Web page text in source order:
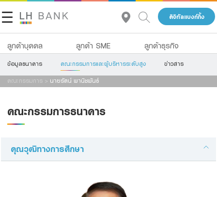
ดิจิทัลแบงก์กิ้ง
ลูกค้าบุคคล ลูกค้า SME ลูกค้าธุรกิจ
เกี่ยวกับเรา
ติดต่อเรา
กลุ่มธุรกิจทางการเงินแลนด์ แอนด์ เฮ้าส์
เงินฝาก
ประกัน
สินเชื่อ
บริการ
Product Program
ข้อมูลธนาคาร คณะกรรมการและผู้บริหารระดับสูง ข่าวสาร
คณะกรรมการ > นายรัตน์ พานิชพันธ์
คณะกรรมการธนาคาร
คุณวุฒิทางการศึกษา